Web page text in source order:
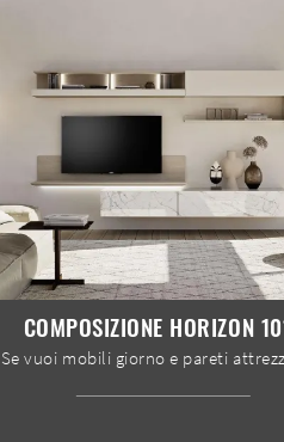
COMPOSIZIONE HORIZON